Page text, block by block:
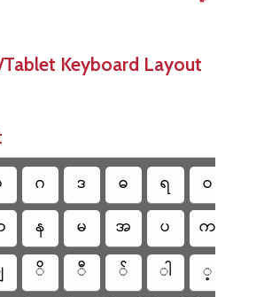
Keyboard Layout
ဂ ဒ ဓ ရ ဝ
န မ အ ပ က
ိ ီ ် ါ ့